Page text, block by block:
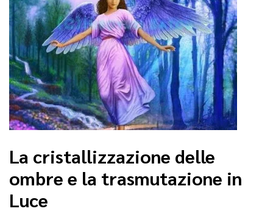
La cristallizzazione delle
ombre e la trasmutazione in
Luce